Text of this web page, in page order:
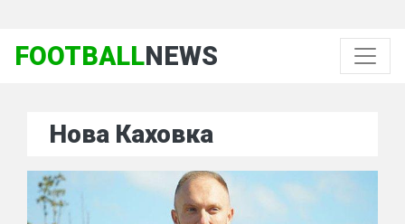
FOOTBALLNEWS
Нова Каховка